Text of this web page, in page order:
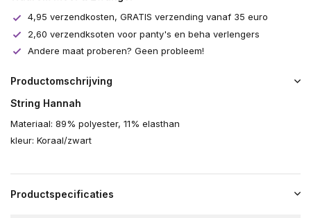
4,95 verzendkosten, GRATIS verzending vanaf 35 euro
2,60 verzendksoten voor panty's en beha verlengers
Andere maat proberen? Geen probleem!
Productomschrijving
String Hannah
Materiaal: 89% polyester, 11% elasthan
kleur: Koraal/zwart
Productspecificaties